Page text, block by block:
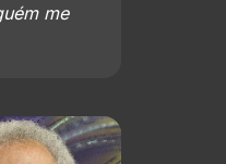
me